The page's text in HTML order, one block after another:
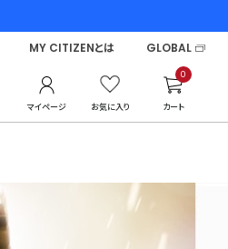
マイページ お気に入り
0
カート
MY CITIZENとは GLOBAL